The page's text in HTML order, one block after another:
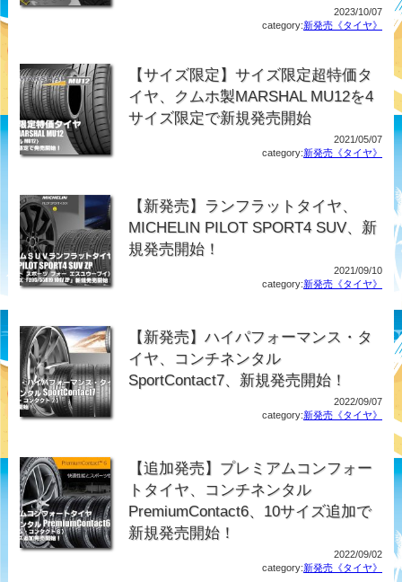
2023/10/07
category:新発売《タイヤ》
【サイズ限定】サイズ限定超特価タ
イヤ、クムホ製MARSHAL MU12を4
サイズ限定で新規発売開始
2021/05/07
category:新発売《タイヤ》
【新発売】ランフラットタイヤ、
MICHELIN PILOT SPORT4 SUV、新
規発売開始！
2021/09/10
category:新発売《タイヤ》
【新発売】ハイパフォーマンス・タ
イヤ、コンチネンタル
SportContact7、新規発売開始！
2022/09/07
category:新発売《タイヤ》
【追加発売】プレミアムコンフォー
トタイヤ、コンチネンタル
PremiumContact6、10サイズ追加で
新規発売開始！
2022/09/02
category:新発売《タイヤ》